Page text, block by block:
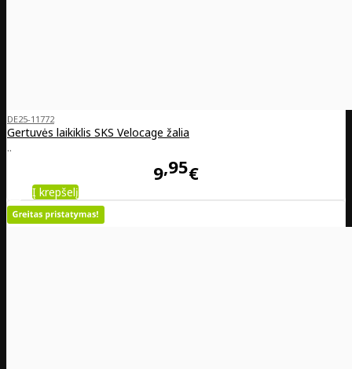
DE25-11772
Gertuvės laikiklis SKS Velocage žalia
..
9 95€
Į krepšelį